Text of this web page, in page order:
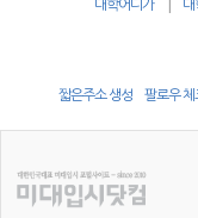
대학어디가| 대
짧은주소 생성 팔로우 체